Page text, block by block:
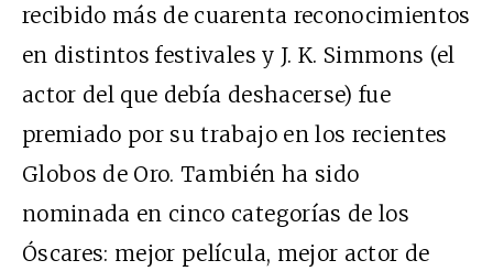
recibido más de cuarenta reconocimientos
en distintos festivales y J. K. Simmons (el
actor del que debía deshacerse) fue
premiado por su trabajo en los recientes
Globos de Oro. También ha sido
nominada en cinco categorías de los
Óscares: mejor película, mejor actor de